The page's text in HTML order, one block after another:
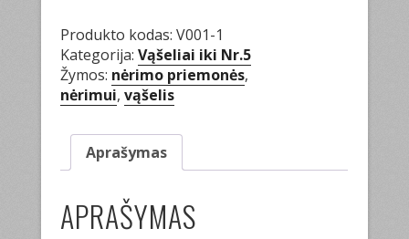
Produkto kodas:V001-1
Kategorija:Vąšeliai iki Nr.5
Žymos: nėrimo priemonės,
nėrimui,vąšelis
Aprašymas
APRAŠYMAS